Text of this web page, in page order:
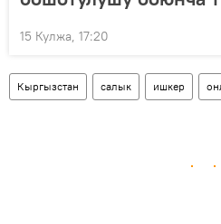
15 Кулжа, 17:20
Кыргызстан салык ишкер